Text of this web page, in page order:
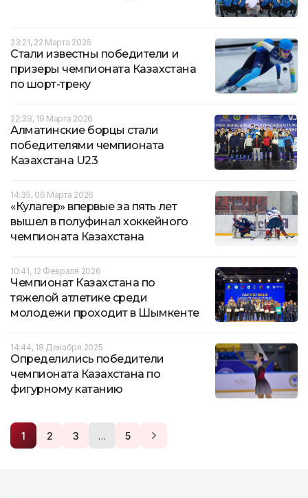
23:21, 22 Марта 2026
Стали известны победители и
призеры чемпионата Казахстана
по шорт-треку
22:39, 19 Марта 2026
Алматинские борцы стали
победителями чемпионата
Казахстана U23
14:35, 06 Марта 2026
«Кулагер» впервые за пять лет
вышел в полуфинал хоккейного
чемпионата Казахстана
10:41, 12 Февраля 2026
Чемпионат Казахстана по
тяжелой атлетике среди
молодежи проходит в Шымкенте
14:44, 18 Декабря 2025
Определились победители
чемпионата Казахстана по
фигурному катанию
1 2 3 … 5